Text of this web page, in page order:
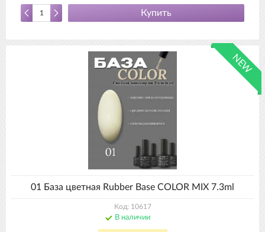
Купить
NEW
01 База цветная Rubber Base COLOR MIX 7.3ml
Код: 10617
В наличии